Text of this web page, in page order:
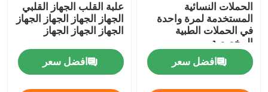
الحملات النسائية
المستخدمة لمرة واحدة
في الحملات الطبية
المخصصة
افضل سعر
علبة القلب الجهاز القلبي
الجهاز الجهاز الجهاز الجهاز
الجهاز الجهاز الجهاز
افضل سعر